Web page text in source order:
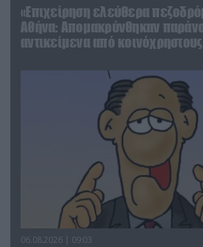
«Επιχείρηση ελεύθερα
Αθήνα: Απομακρύνθηκαν
αντικείμενα από
06.08.2026 | 09:03